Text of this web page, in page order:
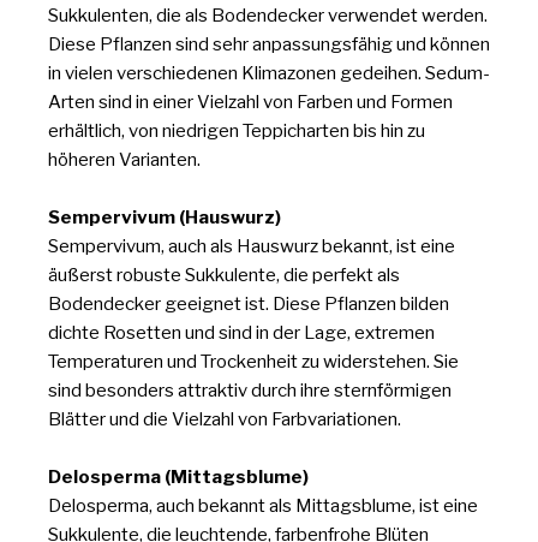
Sukkulenten, die als Bodendecker verwendet werden.
Diese Pflanzen sind sehr anpassungsfähig und können
in vielen verschiedenen Klimazonen gedeihen. Sedum-
Arten sind in einer Vielzahl von Farben und Formen
erhältlich, von niedrigen Teppicharten bis hin zu
höheren Varianten.
Sempervivum (Hauswurz)
Sempervivum, auch als Hauswurz bekannt, ist eine
äußerst robuste Sukkulente, die perfekt als
Bodendecker geeignet ist. Diese Pflanzen bilden
dichte Rosetten und sind in der Lage, extremen
Temperaturen und Trockenheit zu widerstehen. Sie
sind besonders attraktiv durch ihre sternförmigen
Blätter und die Vielzahl von Farbvariationen.
Delosperma (Mittagsblume)
Delosperma, auch bekannt als Mittagsblume, ist eine
Sukkulente, die leuchtende, farbenfrohe Blüten